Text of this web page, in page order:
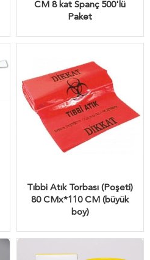
CM 8 kat Spanç 500'lü
Paket
Tıbbi Atık Torbası (Poşeti)
80 CMx*110 CM (büyük
boy)